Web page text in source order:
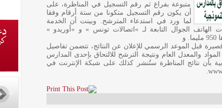
متبوعة بفراغ ثم رقم التسجيل في المناظرة، على
أن يكون رقم التسجيل متكونا من ستة أرقام وفقا
لما ورد في استدعاء المترشح. وبينت أن الخدمة
الهاتف الجوال التابعة لـ »اتصالات تونس » و »أوريدو »
و
قبل الموعد الرسمي للإعلان عن النتائج، تتضمن تفاصيل
والمعدل العام ونتيجة الترشح للالتحاق بإحدى المدارس
بأن نتائج المناظرة ستُنشر كذلك على شبكة الإنترنت في